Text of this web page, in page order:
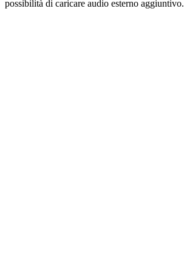
possibilità di caricare audio esterno aggiuntivo.